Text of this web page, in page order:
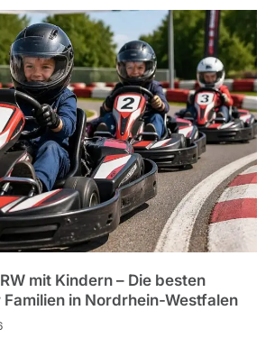
mit Kindern – Die besten
in Nordrhein-Westfalen